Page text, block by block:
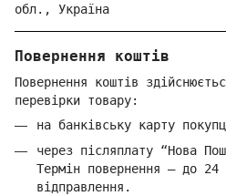
обл., Україна
Повернення коштів
Повернення коштів
перевірки товару:
на банківську карту
через післяплату “Нова
Термін повернення — до 24
відправлення.